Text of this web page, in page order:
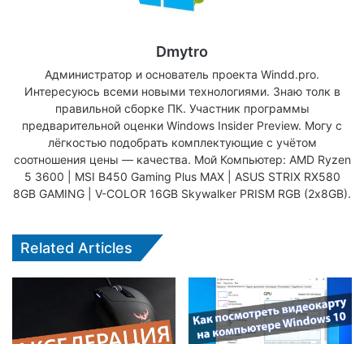
Dmytro
Администратор и основатель проекта Windd.pro.
Интересуюсь всеми новыми технологиями. Знаю толк в
правильной сборке ПК. Участник программы
предварительной оценки Windows Insider Preview. Могу с
лёгкостью подобрать комплектующие с учётом
соотношения цены — качества. Мой Компьютер: AMD Ryzen
5 3600 | MSI B450 Gaming Plus MAX | ASUS STRIX RX580
8GB GAMING | V-COLOR 16GB Skywalker PRISM RGB (2х8GB).
Related Articles